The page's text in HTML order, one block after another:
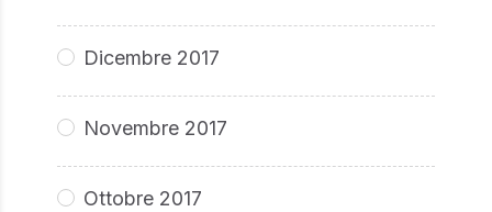
Dicembre 2017
Novembre 2017
Ottobre 2017